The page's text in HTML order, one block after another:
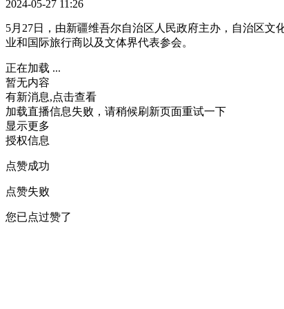
2024-05-27 11:26
5月27日，由新疆维吾尔自治区人民政府主办，自治区
业和国际旅行商以及文体界代表参会。
正在加载 ...
暂无内容
有新消息,点击查看
加载直播信息失败，请稍候刷新页面重试一下
显示更多
授权信息
点赞成功
点赞失败
您已点过赞了